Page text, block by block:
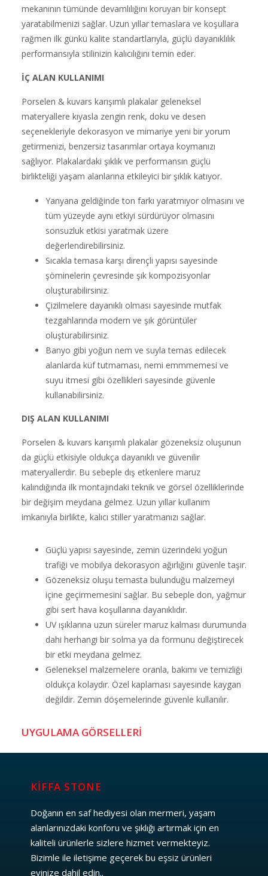
mekanının tümünde devamlılığını koruyan bir konsept
yaratabilmenizi sağlar. Uzun yıllar temaslara ve koşullara
rağmen ilk günkü kalite standartlarıyla, güçlü dayanıklılık
performansıyla stilinizin kalıcılığını temin eder.
İÇ ALAN KULLANIMI
Porselen & kuvars karışımlı plakalar geleneksel
materyallere kıyasla zengin renk, doku ve desen
seçenekleriyle dekorasyon ve mimariye yeni bir yorum
getirmenizi, benzersiz tasarımlar ortaya koymanızı
sağlıyor. Plakalardaki şıklık ve performansın güçlü
birlikteliği yaşam alanlarına etkileyici bir şıklık katıyor.
Yanyana geldiğinde ton farkı yaratmıyor olmasını ve
tüm yüzeyde aynı etkiyi sürdürüyor olmasını
sonsuzluk etkisi yaratmak üzere
değerlendirebilirsiniz.
Sıcakla temasa karşı dirençli yapısı sayesinde
şöminelerin çevresinde şık kompozisyonlar
oluşturabilirsiniz.
Çizilmelere dayanıklı olması sayesinde mutfak
tezgahlarında modern ve şık görüntüler
oluşturabilirsiniz.
Banyo gibi yoğun nem ve suyla temas edilecek
alanlarda küf tutmaması, nemi emmmemesi ve
suyu itmesi gibi özellikleri sayesinde güvenle
kullanabilirsiniz.
DIŞ ALAN KULLANIMI
Porselen & kuvars karışımlı plakalar gözeneksiz oluşunun
da güçlü etkisiyle oldukça dayanıklı ve güvenilir
materyallerdir. Bu sebeple dış etkenlere maruz
kalındığında ilk montajındaki teknik ve görsel özelliklerinde
bir değişim meydana gelmez. Uzun yıllar kullanım
imkanıyla birlikte, kalıcı stiller yaratmanızı sağlar.
Güçlü yapısı sayesinde, zemin üzerindeki yoğun
trafiği ve mobilya dekorasyon ağırlığını güvenle taşır.
Gözeneksiz oluşu temasta bulunduğu malzemeyi
içine geçirmemesini sağlar. Bu sebeple don, yağmur
gibi sert hava koşullarına dayanıklıdır.
UV ışıklarına uzun süreler maruz kalması durumunda
dahi herhangi bir solma ya da formunu değiştirecek
bir etki meydana gelmez.
Geleneksel malzemelere oranla, bakımı ve temizliği
oldukça kolaydır. Özel kaplaması sayesinde kaygan
değildir. Zemin döşemelerinde güvenle kullanılır.
UYGULAMA GÖRSELLERİ
KİFFA STONE
Doğanın en saf hediyesi olan mermeri, yaşam
alanlarınızdaki konforu ve şıklığı artırmak için en
kaliteli ürünlerle sizlere hizmet vermekteyiz.
Bizimle ile iletişime geçerek bu eşsiz ürünleri
evinize dahil edin..